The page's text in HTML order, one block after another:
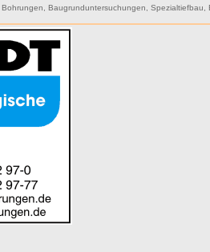
,Bohrungen ,Baugrunduntersuchungen ,Spezialtiefbau ,